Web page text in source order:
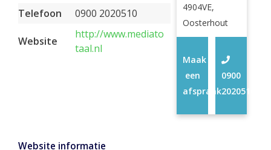
Telefoon
0900 2020510
Website
http://www.mediato
taal.nl
4904VE,
Oosterhout
0900
2020510
Maak
een
afspraak
Website informatie